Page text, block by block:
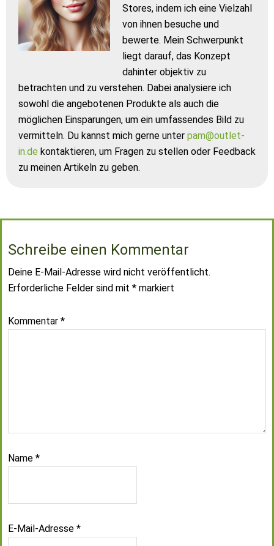
Stores, indem ich eine Vielzahl
von ihnen besuche und
bewerte. Mein Schwerpunkt
liegt darauf, das Konzept
dahinter objektiv zu
betrachten und zu verstehen. Dabei analysiere ich
sowohl die angebotenen Produkte als auch die
möglichen Einsparungen, um ein umfassendes Bild zu
vermitteln. Du kannst mich gerne unter pam@outlet-
in.de kontaktieren, um Fragen zu stellen oder Feedback
zu meinen Artikeln zu geben.
Schreibe einen Kommentar
Deine E-Mail-Adresse wird nicht veröffentlicht.
Erforderliche Felder sind mit * markiert
Kommentar *
Name *
E-Mail-Adresse *